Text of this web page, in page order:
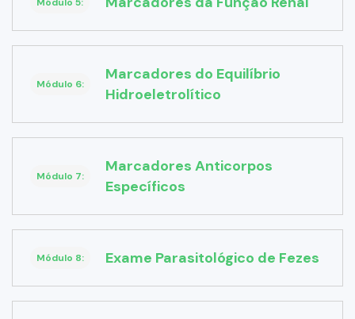
Módulo 5:
Módulo 6:
Marcadores do Equilíbrio
Hidroeletrolítico
Módulo 7:
Marcadores Anticorpos
Específicos
Módulo 8: Exame Parasitológico de Fezes